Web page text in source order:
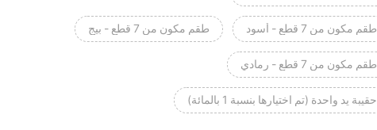
طقم مكون من 7 قطع - أسود طقم مكون من 7 قطع - بيج
طقم مكون من 7 قطع - رمادي
حقيبة يد واحدة (تم اختيارها بنسبة 1 بالمائة)